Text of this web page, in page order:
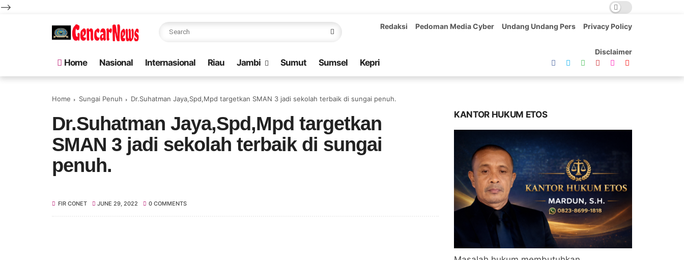
-->
Redaksi Pedoman Media Cyber Undang Undang Pers Privacy Policy
Disclaimer
Home Nasional Internasional Riau Jambi Sumut Sumsel Kepri
Home Sungai Penuh Dr.Suhatman Jaya,Spd,Mpd targetkan SMAN 3 jadi sekolah terbaik di sungai penuh.
Dr.Suhatman Jaya,Spd,Mpd targetkan
SMAN 3 jadi sekolah terbaik di sungai
penuh.
FIR CONET JUNE 29, 2022 0 COMMENTS
KANTOR HUKUM ETOS